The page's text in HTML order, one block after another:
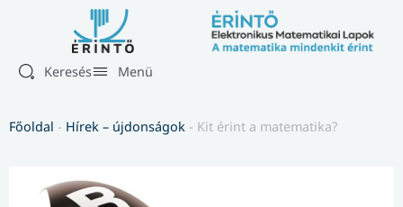
Keresés Menü
Főoldal - Hírek – újdonságok - Kit érint a matematika?